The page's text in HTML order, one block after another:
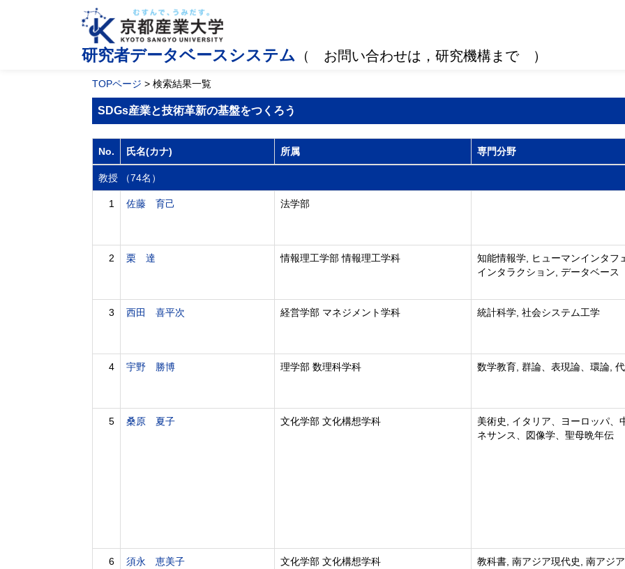
研究者データベースシステム （ お問い合わせは，研究機構まで ）
TOPページ > 検索結果一覧
SDGs産業と技術革新の基盤をつくろう
No. 氏名(カナ) 所属 専門分野
教授 （74名）
1 佐藤 育己 法学部
2 栗 達 情報理工学部 情報理工学科
知能情報学, ヒューマンインタフ
インタラクション, データベース
3 西田 喜平次 経営学部 マネジメント学科 統計科学, 社会システム工学
4 宇野 勝博 理学部 数理科学科 数学教育, 群論、表現論、環論,
5 桑原 夏子 文化学部 文化構想学科
美術史, イタリア、ヨーロッパ、
ネサンス、図像学、聖母晩年伝
6 須永 恵美子 文化学部 文化構想学科
教科書, 南アジア現代史, 南アジ